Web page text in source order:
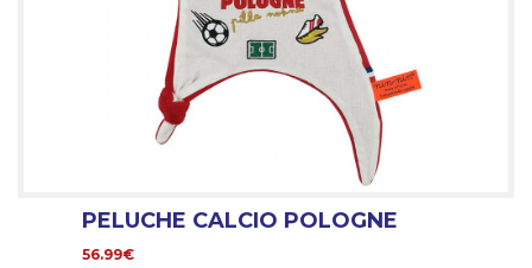
PELUCHE CALCIO POLOGNE
56.99€